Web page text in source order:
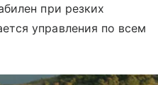
при резких
управления по всем